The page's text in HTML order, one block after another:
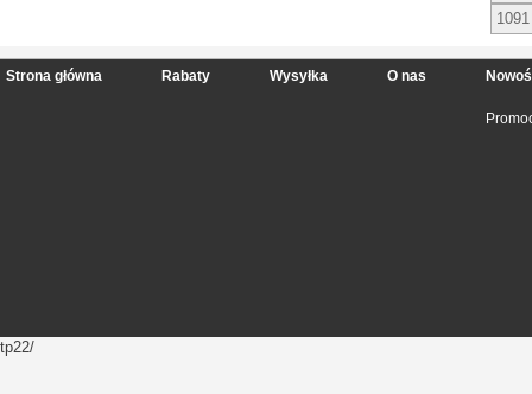
1091
Strona główna Rabaty Wysyłka O nas
tp22/